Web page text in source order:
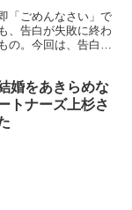
「ごめんなさい」で
、告白が失敗に終わ
の。今回は、告白の
婚をあきらめな
トナーズ上杉さ